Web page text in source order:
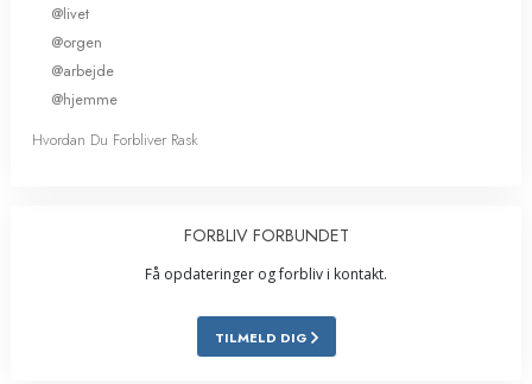
@livet
@orgen
@arbejde
@hjemme
Hvordan Du Forbliver Rask
FORBLIV FORBUNDET
Få opdateringer og forbliv i kontakt.
TILMELD DIG